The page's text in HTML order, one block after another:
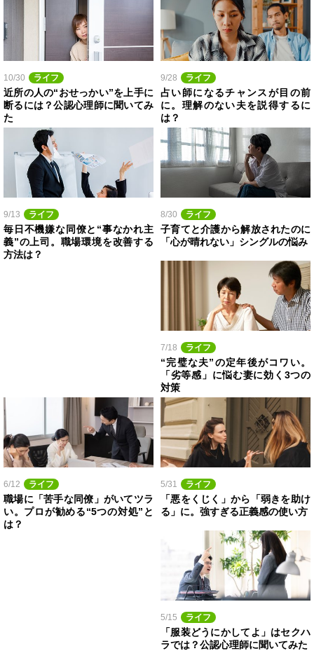
10/30 ライフ
近所の人の“おせっかい”を上手に
断るには？公認心理師に聞いてみ
た
9/28 ライフ
占い師になるチャンスが目の前
に。理解のない夫を説得するに
は？
9/13 ライフ
毎日不機嫌な同僚と“事なかれ主
義”の上司。職場環境を改善する
方法は？
8/30 ライフ
子育てと介護から解放されたのに
「心が晴れない」シングルの悩み
7/18 ライフ
“完璧な夫”の定年後がコワい。
「劣等感」に悩む妻に効く3つの
対策
6/12 ライフ
職場に「苦手な同僚」がいてツラ
い。プロが勧める“5つの対処”と
は？
5/31 ライフ
「悪をくじく」から「弱きを助け
る」に。強すぎる正義感の使い方
5/15 ライフ
「服装どうにかしてよ」はセクハ
ラでは？公認心理師に聞いてみた